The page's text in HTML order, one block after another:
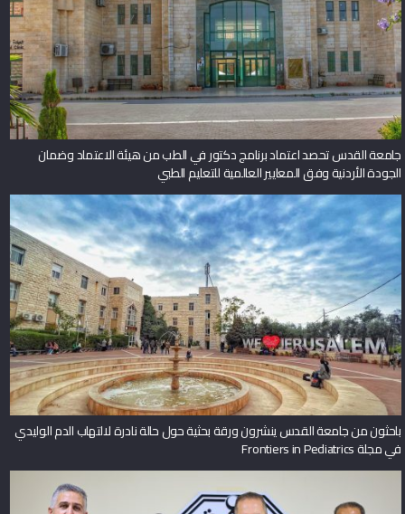
جامعة القدس تحصد اعتماد برنامج دكتور في الطب من هيئة الاعتماد وضمان
الجودة الأردنية وفق المعايير العالمية للتعليم الطبي
باحثون من جامعة القدس ينشرون ورقة بحثية حول حالة نادرة لالتهاب الدم الوليدي
في مجلة Frontiers in Pediatrics